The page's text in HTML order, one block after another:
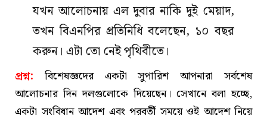
যখন আলোচনায় এল দুবার নাকি দুই মেয়াদ,
তখন বিএনপির প্রতিনিধি বলেছেন, ১০ বছর
করুন। এটা তো নেই পৃথিবীতে।
প্রশ্ন: বিশেষজ্ঞদের একটা সুপারিশ আপনারা সর্বশেষ
আলোচনার দিন দলগুলোকে দিয়েছেন। সেখানে বলা হচ্ছে,